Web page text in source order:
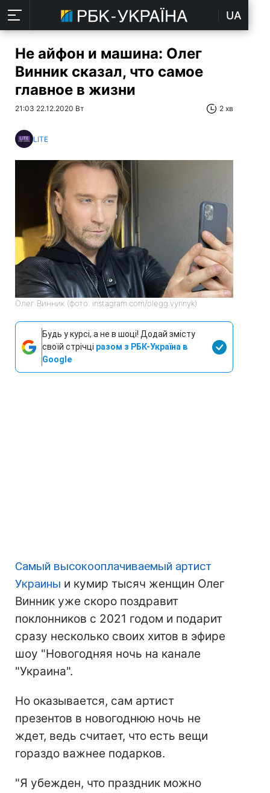
UA
Не айфон и машина: Олег
Винник сказал, что самое
главное в жизни
21:03 22.12.2020 Вт 2 хв
LITE
Олег Винник (фото: instagram.com/olegg.vynnyk)
Будь у курсі, а не в шоці! Додай змісту
своїй стрічці разом з РБК-Україна в
Google
Самый высокооплачиваемый артист
Украины и кумир тысяч женщин Олег
Винник уже скоро поздравит
поклонников с 2021 годом и подарит
сразу несколько своих хитов в эфире
шоу "Новогодняя ночь на канале
"Украина".
Но оказывается, сам артист
презентов в новогоднюю ночь не
ждет, ведь считает, что есть вещи
гораздо важнее подарков.
"Я убежден, что праздник можно